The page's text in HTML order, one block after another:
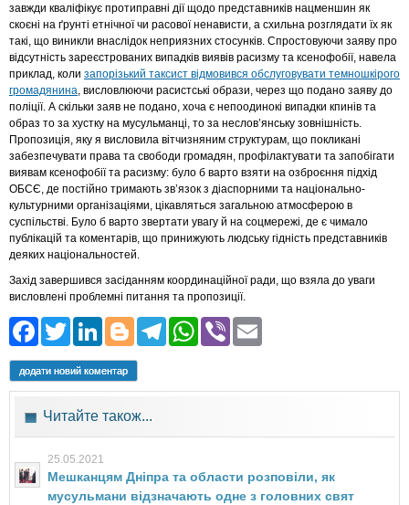
завжди кваліфікує протиправні дії щодо представників нацменшин як
скоєні на ґрунті етнічної чи расової ненависти, а схильна розглядати їх як
такі, що виникли внаслідок неприязних стосунків. Спростовуючи заяву про
відсутність зареєстрованих випадків виявів расизму та ксенофобії, навела
приклад, коли запорізький таксист відмовився обслуговувати темношкірого
громадянина, висловлюючи расистські образи, через що подано заяву до
поліції. А скільки заяв не подано, хоча є непоодинокі випадки кпинів та
образ то за хустку на мусульманці, то за неслов’янську зовнішність.
Пропозиція, яку я висловила вітчизняним структурам, що покликані
забезпечувати права та свободи громадян, профілактувати та запобігати
виявам ксенофобії та расизму: було б варто взяти на озброєння підхід
ОБСЄ, де постійно тримають зв’язок з діаспорними та національно-
культурними організаціями, цікавляться загальною атмосферою в
суспільстві. Було б варто звертати увагу й на соцмережі, де є чимало
публікацій та коментарів, що принижують людську гідність представників
деяких національностей.
Захід завершився засіданням координаційної ради, що взяла до уваги
висловлені проблемні питання та пропозиції.
Facebook
Twitter
LinkedIn
Blogger
Telegram
WhatsApp
Viber
додати новий коментар
Читайте також...
25.05.2021
Мешканцям Дніпра та области розповіли, як
мусульмани відзначають одне з головних свят